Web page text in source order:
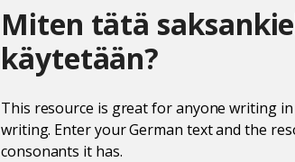
Miten tätä
käytetään?
This resource is great for anyone writing
writing. Enter your German text and the
consonants it has.